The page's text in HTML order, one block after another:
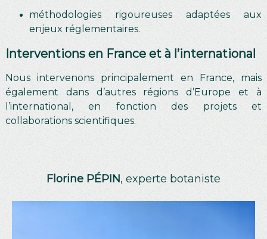
méthodologies rigoureuses adaptées aux
enjeux réglementaires.
Interventions en France et à l’international
Nous intervenons principalement en France, mais
également dans d’autres régions d’Europe et à
l’international, en fonction des projets et
collaborations scientifiques.
Florine PÉPIN, experte botaniste